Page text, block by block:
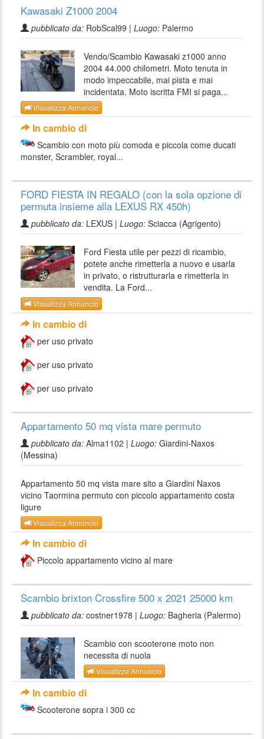
Kawasaki Z1000 2004
pubblicato da: RobScal99 | Luogo: Palermo
Vendo/Scambio Kawasaki z1000 anno
2004 44.000 chilometri. Moto tenuta in
modo impeccabile, mai pista e mai
incidentata. Moto iscritta FMI si paga...
Visualizza Annuncio
In cambio di
Scambio con moto più comoda e piccola come ducati
monster, Scrambler, royal...
FORD FIESTA IN REGALO (con la sola opzione di
permuta insieme alla LEXUS RX 450h)
pubblicato da: LEXUS | Luogo: Sciacca (Agrigento)
Ford Fiesta utile per pezzi di ricambio,
potete anche rimetterla a nuovo e usarla
in privato, o ristrutturarla e rimetterla in
vendita. La Ford...
Visualizza Annuncio
In cambio di
per uso privato
per uso privato
per uso privato
Appartamento 50 mq vista mare permuto
pubblicato da: Alma1102 | Luogo: Giardini-Naxos
(Messina)
Appartamento 50 mq vista mare sito a Giardini Naxos
vicino Taormina permuto con piccolo appartamento costa
ligure
Visualizza Annuncio
In cambio di
Piccolo appartamento vicino al mare
Scambio brixton Crossfire 500 x 2021 25000 km
pubblicato da: costner1978 | Luogo: Bagheria (Palermo)
Scambio con scooterone moto non
necessita di nuola
Visualizza Annuncio
In cambio di
Scooterone sopra i 300 cc